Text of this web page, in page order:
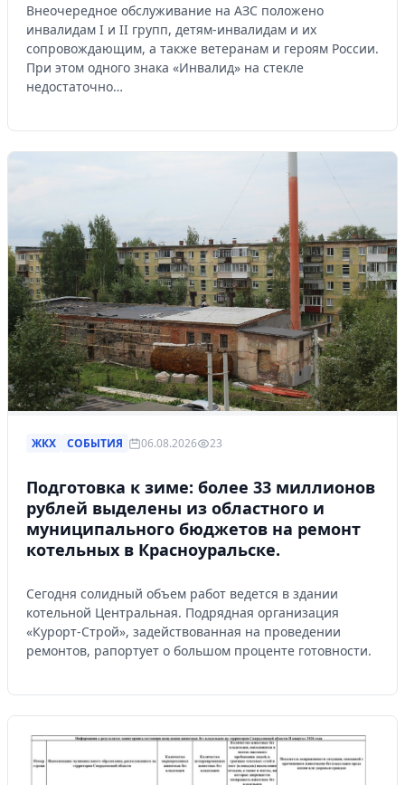
Внеочередное обслуживание на АЗС положено
инвалидам I и II групп, детям-инвалидам и их
сопровождающим, а также ветеранам и героям России.
При этом одного знака «Инвалид» на стекле
недостаточно…
ЖКХ СОБЫТИЯ 06.08.2026 23
Подготовка к зиме: более 33 миллионов
рублей выделены из областного и
муниципального бюджетов на ремонт
котельных в Красноуральске.
Сегодня солидный объем работ ведется в здании
котельной Центральная. Подрядная организация
«Курорт-Строй», задействованная на проведении
ремонтов, рапортует о большом проценте готовности.